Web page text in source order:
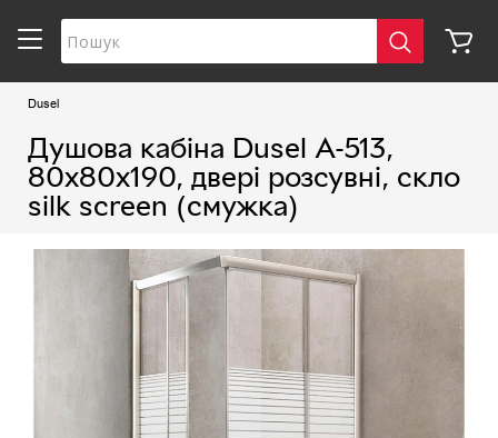
Dusel
Душова кабіна Dusel А-513,
80х80х190, двері розсувні, скло
silk screen (смужка)